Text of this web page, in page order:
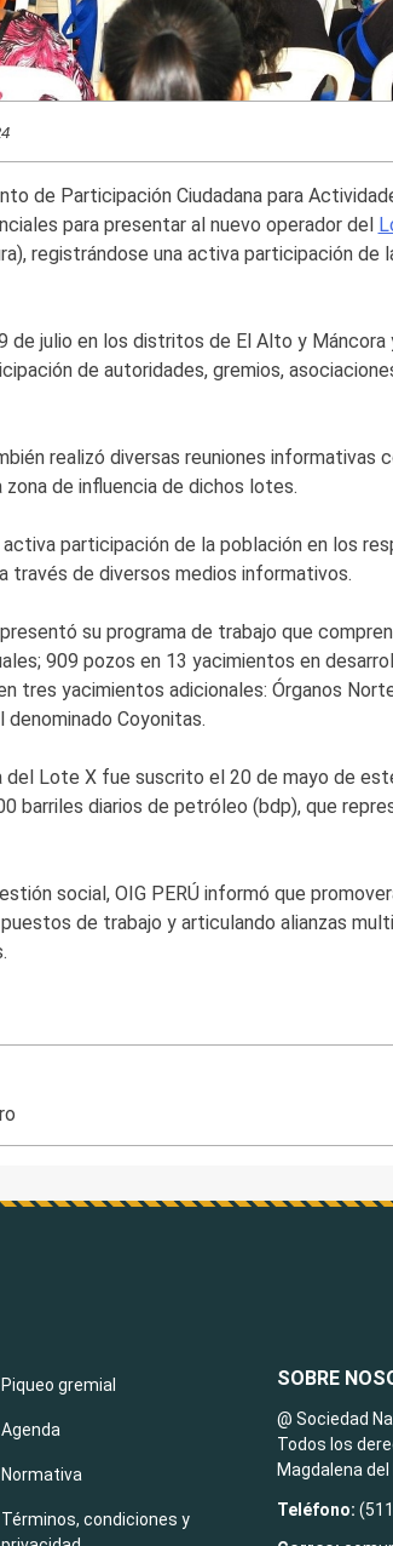
de Participación Ciudadana para
para presentar al nuevo operador del
registrándose una activa participación de
de julio en los distritos de El Alto y Máncora
de autoridades, gremios,
realizó diversas reuniones informativas
de influencia de dichos lotes.
activa participación de la población en los
través de diversos medios informativos.
su programa de trabajo que
909 pozos en 13 yacimientos en
tres yacimientos adicionales: Órganos
denominado Coyonitas.
del Lote X fue suscrito el 20 de mayo de
barriles diarios de petróleo (bdp), que
social, OIG PERÚ informó que
de trabajo y articulando alianzas
Piqueo gremial
Agenda
Normativa
Términos, condiciones y
SOBRE
@ Sociedad
Todos los
Magdalena
Teléfono: